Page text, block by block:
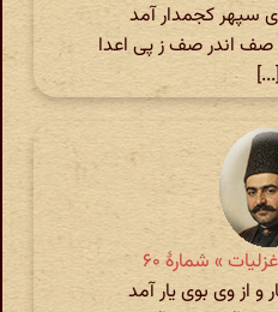
سپهر کجمدار آمد
اندر صف ز پی اعدا
[...]
» شمارهٔ ۶۰
و از وی بوی یار آمد